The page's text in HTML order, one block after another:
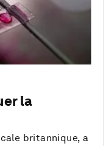
la
britannique, a